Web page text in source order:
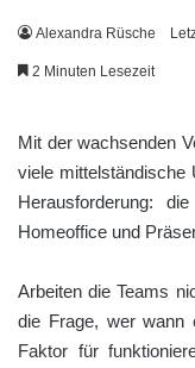
Alexandra Rüsche
2 Minuten Lesezeit
Mit der wachsenden
viele mittelständische
Herausforderung:
Homeoffice und
Arbeiten die Teams
die Frage, wer wann
Faktor für